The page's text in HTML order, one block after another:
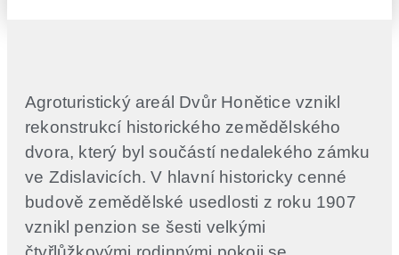
Agroturistický areál Dvůr Honětice vznikl
rekonstrukcí historického zemědělského
dvora, který byl součástí nedalekého zámku
ve Zdislavicích. V hlavní historicky cenné
budově zemědělské usedlosti z roku 1907
vznikl penzion se šesti velkými